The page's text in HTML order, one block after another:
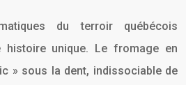
du terroir québécois
histoire unique. Le fromage en
» sous la dent, indissociable de